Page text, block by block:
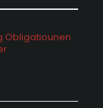
Obligatiounen